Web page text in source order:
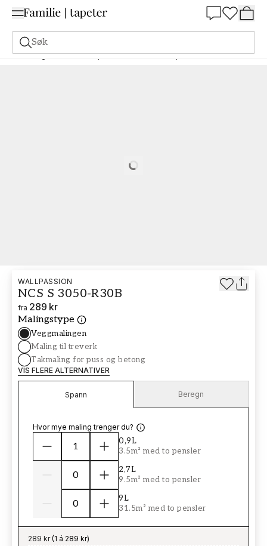
Søk
Maling Bestill basert på NCS Bestill basert på NCS 3050-R30B
Loading…
WALLPASSION
NCS S 3050-R30B
fra 289 kr
Malingstype
Veggmalingen
Maling til treverk
Takmaling for puss og betong
VIS FLERE ALTERNATIVER
Spann Beregn
Hvor mye maling trenger du?
0,9L
3.5m² med to pensler
2,7L
9.5m² med to pensler
9L
31.5m² med to pensler
289 kr(1 á 289 kr)